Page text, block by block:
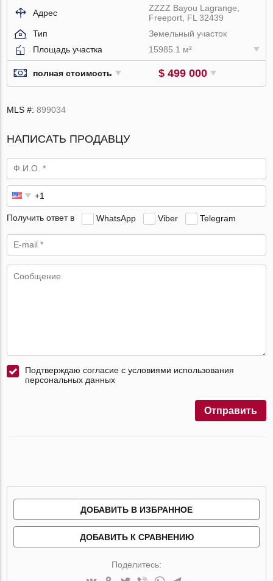
Адрес
ZZZZ Bayou Lagrange,
Freeport, FL 32439
Тип
Земельный участок
Площадь участка
15985.1 м²
полная стоимость $ 499 000
MLS #:899034
НАПИСАТЬ ПРОДАВЦУ
Получить ответ в WhatsApp Viber Telegram
Подтверждаю согласие с условиями использования
персональных данных
Отправить
ДОБАВИТЬ В ИЗБРАННОЕ
ДОБАВИТЬ К СРАВНЕНИЮ
Поделитесь: